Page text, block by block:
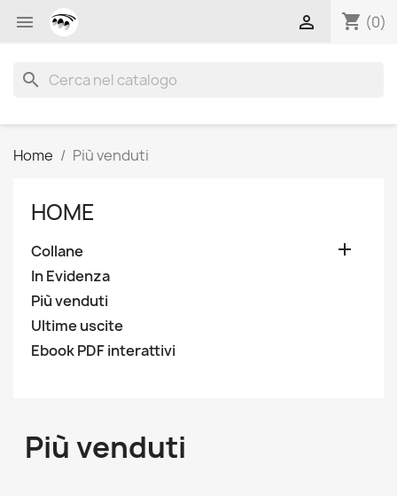
 shopping_cart (0)

search
Home Più venduti
HOME
Collane 
In Evidenza
Più venduti
Ultime uscite
Ebook PDF interattivi
Più venduti